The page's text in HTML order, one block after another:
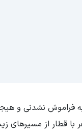
فراموش نشدنی و
قطار از مسیرهای